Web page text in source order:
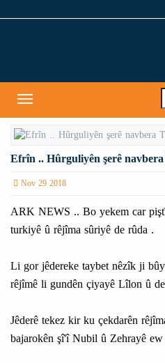
Toggle
navigation
Efrîn .. Hûrguliyên şerê
Nov 29 2018
ARK NEWS .. Bo yekem car
turkiyê û rêjîma sûriyê de rûda .
Li gor jêdereke taybet nêzîk ji
rêjîmê li gundên çiyayê Lîlon û
Jêderê tekez kir ku çekdarên
bajarokên şî'î Nubil û Zehrayê